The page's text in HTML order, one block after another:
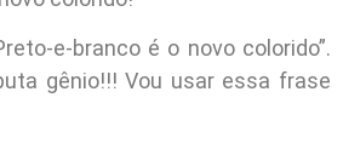
e-branco é o novo colorido”.
gênio!!! Vou usar essa frase